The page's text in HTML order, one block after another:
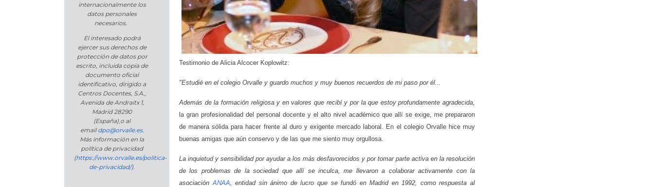
internacionalmente los
datos personales
necesarios.
El interesado podrá
ejercer sus derechos de
protección de datos por
escrito, incluida copia de
documento oficial
identificativo, dirigido a
Centros Docentes, S.A.,
Avenida de Andraitx 1,
Madrid 28290
(España),o al
emaildpo@orvalle.es.
Más información en la
política de privacidad
(https://www.orvalle.es/politica-
de-privacidad/).
Testimonio de Alicia Alcocer Koplowitz:
"Estudié en el colegio Orvalle y guardo muchos y muy buenos recuerdos de mi paso por él...
Además de la formación religiosa y en valores que recibí y por la que estoy profundamente agradecida,
la gran profesionalidad del personal docente y el alto nivel académico que allí se exige, me prepararon
de manera sólida para hacer frente al duro y exigente mercado laboral. En el colegio Orvalle hice muy
buenas amigas que aún conservo y de las que me siento muy orgullosa.
La inquietud y sensibilidad por ayudar a los más desfavorecidos y por tomar parte activa en la resolución
de los problemas de la sociedad que allí se inculca, me llevaron a colaborar activamente con la
asociación ANAA , entidad sin ánimo de lucro que se fundó en Madrid en 1992, como respuesta al